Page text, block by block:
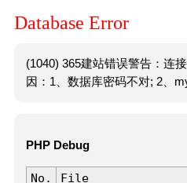
Database Error
(1040) 365建站错误警告：连
因：1、数据库密码不对; 2、
PHP Debug
No. File